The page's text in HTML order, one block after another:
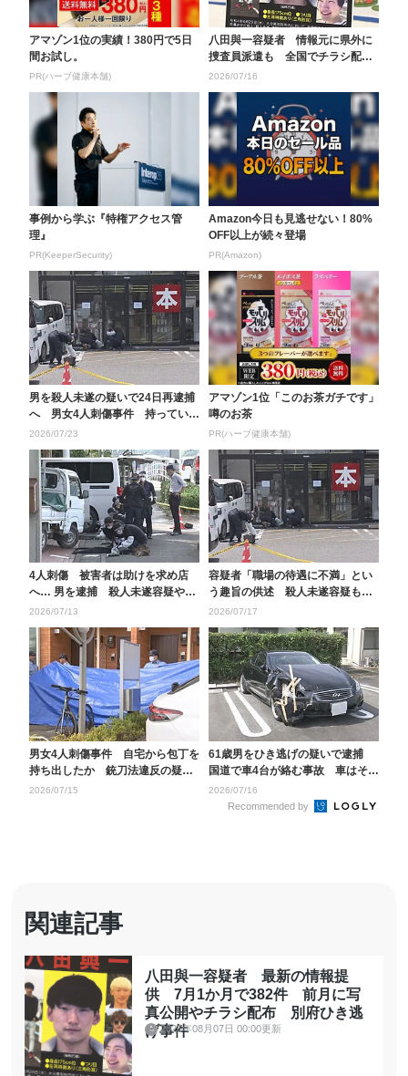
アマゾン1位の実績！380円で5日
間お試し。
PR(ハーブ健康本舗)
八田與一容疑者 情報元に県外に
捜査員派遣も 全国でチラシ配っ
て以降400件超える...
2026/07/16
事例から学ぶ『特権アクセス管
理』
PR(KeeperSecurity)
Amazon今日も見逃せない！80%
OFF以上が続々登場
PR(Amazon)
男を殺人未遂の疑いで24日再逮捕
へ 男女4人刺傷事件 持っていた
包丁には血痕のよ...
2026/07/23
アマゾン1位「このお茶ガチです」
噂のお茶
PR(ハーブ健康本舗)
4人刺傷 被害者は助けを求め店
へ… 男を逮捕 殺人未遂容疑や傷
害容疑も視野に捜査...
2026/07/13
容疑者「職場の待遇に不満」とい
う趣旨の供述 殺人未遂容疑も視
野に捜査 男女4人刺...
2026/07/17
男女4人刺傷事件 自宅から包丁を
持ち出したか 銃刀法違反の疑い
で逮捕した男の自宅...
2026/07/15
61歳男をひき逃げの疑いで逮捕
国道で車4台が絡む事故 車はその
場から逃走 男は...
2026/07/16
Recommended by
関連記事
八田與一容疑者 最新の情報提
供 7月1か月で382件 前月に写
真公開やチラシ配布 別府ひき逃
げ事件
2026年08月07日 00:00更新